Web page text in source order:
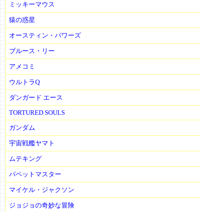
ミッキーマウス
猿の惑星
オースティン・パワーズ
ブルース・リー
アメコミ
ウルトラQ
ダンガード エース
TORTURED SOULS
ガンダム
宇宙戦艦ヤマト
ムテキング
パペットマスター
マイケル・ジャクソン
ジョジョの奇妙な冒険